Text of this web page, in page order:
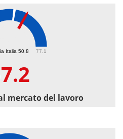
Italia 50.8 77.1
mercato del lavoro